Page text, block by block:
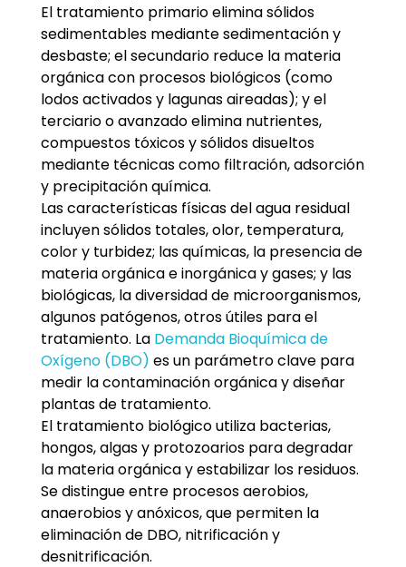
El tratamiento primario elimina sólidos
sedimentables mediante sedimentación y
desbaste; el secundario reduce la materia
orgánica con procesos biológicos (como
lodos activados y lagunas aireadas); y el
terciario o avanzado elimina nutrientes,
compuestos tóxicos y sólidos disueltos
mediante técnicas como filtración, adsorción
y precipitación química.
Las características físicas del agua residual
incluyen sólidos totales, olor, temperatura,
color y turbidez; las químicas, la presencia de
materia orgánica e inorgánica y gases; y las
biológicas, la diversidad de microorganismos,
algunos patógenos, otros útiles para el
tratamiento. La Demanda Bioquímica de
Oxígeno (DBO) es un parámetro clave para
medir la contaminación orgánica y diseñar
plantas de tratamiento.
El tratamiento biológico utiliza bacterias,
hongos, algas y protozoarios para degradar
la materia orgánica y estabilizar los residuos.
Se distingue entre procesos aerobios,
anaerobios y anóxicos, que permiten la
eliminación de DBO, nitrificación y
desnitrificación.